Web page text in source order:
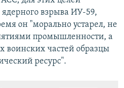
взрыва ИУ-59,
он "морально устарел, не
промышленности, а
воинских частей образцы
ресурс".